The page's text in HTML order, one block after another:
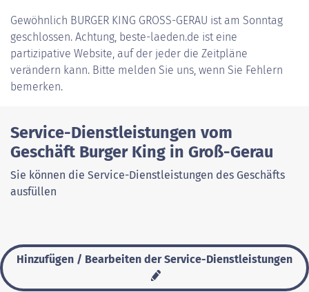
Gewöhnlich BURGER KING GROSS-GERAU
ist am Sonntag
geschlossen. Achtung, beste-laeden.de ist eine
partizipative Website, auf der jeder die Zeitpläne
verändern kann. Bitte melden Sie uns, wenn Sie Fehlern
bemerken.
Service-Dienstleistungen vom
Geschäft Burger King in Groß-Gerau
Sie können die Service-Dienstleistungen des Geschäfts
ausfüllen
Hinzufügen / Bearbeiten der Service-Dienstleistungen